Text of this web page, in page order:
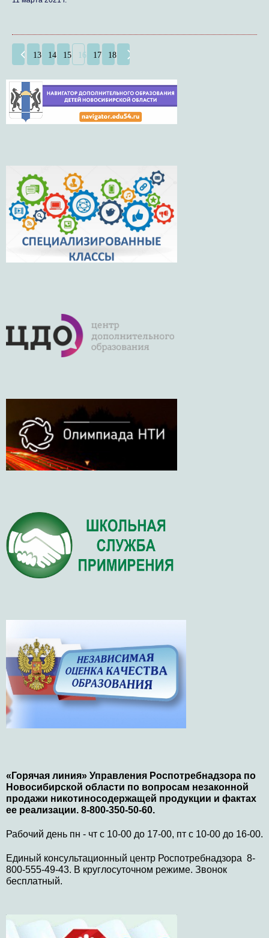
13 14 15 16 17 18
«Горячая линия» Управления Роспотребнадзора по
Новосибирской области по вопросам незаконной
продажи никотиносодержащей продукции и фактах
ее реализации. 8-800-350-50-60.
Рабочий день пн - чт с 10-00 до 17-00, пт с 10-00 до 16-00.
Единый консультационный центр Роспотребнадзора 8-
800-555-49-43. В круглосуточном режиме. Звонок
бесплатный.